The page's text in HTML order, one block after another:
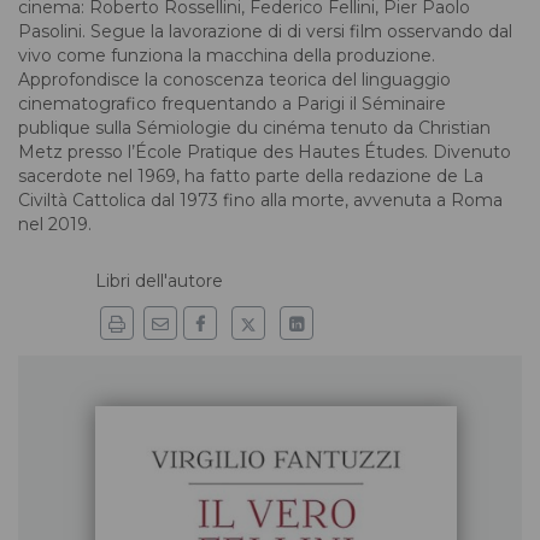
cinema: Roberto Rossellini, Federico Fellini, Pier Paolo
Pasolini. Segue la lavorazione di di­ versi film osservando dal
vivo come funziona la macchina della produzione.
Approfondisce la conoscenza teorica del linguaggio
cinema­tografico frequentando a Parigi il Séminaire
publique sulla Sémiologie du cinéma tenuto da Christian
Metz presso l’École Pratique des Hautes Études. Divenuto
sacerdote nel 1969, ha fatto parte della redazione de La
Civiltà Cattolica dal 1973 fino alla morte, avvenuta a Roma
nel 2019.
Libri dell'autore